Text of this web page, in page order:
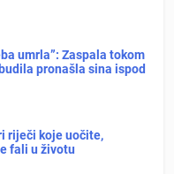
umrla”: Zaspala tokom
pronašla sina ispod
riječi koje uočite,
fali u životu